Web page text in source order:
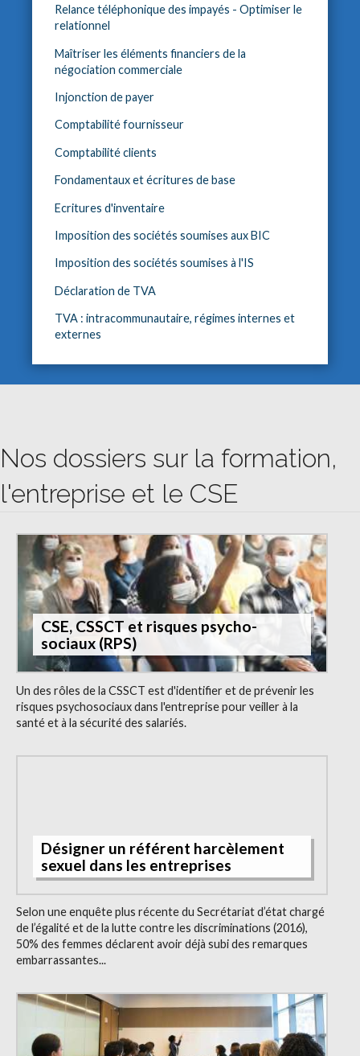
Relance téléphonique des impayés - Optimiser le
relationnel
Maîtriser les éléments financiers de la
négociation commerciale
Injonction de payer
Comptabilité fournisseur
Comptabilité clients
Fondamentaux et écritures de base
Ecritures d'inventaire
Imposition des sociétés soumises aux BIC
Imposition des sociétés soumises à l'IS
Déclaration de TVA
TVA : intracommunautaire, régimes internes et
externes
Nos dossiers sur la formation,
l'entreprise et le CSE
CSE, CSSCT et risques psycho-
sociaux (RPS)
Un des rôles de la CSSCT est d'identifier et de prévenir les
risques psychosociaux dans l'entreprise pour veiller à la
santé et à la sécurité des salariés.
Désigner un référent harcèlement
sexuel dans les entreprises
Selon une enquête plus récente du Secrétariat d’état chargé
de l’égalité et de la lutte contre les discriminations (2016),
50% des femmes déclarent avoir déjà subi des remarques
embarrassantes...